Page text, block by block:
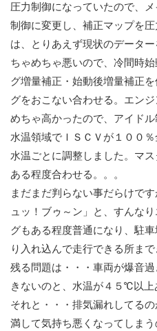
圧力制御になっていたので、
制御に変更し、補正マップを
は、とりあえず現状のデータ
ちゃめちゃ悪いので、冷間時
グ増量補正・始動後増量補正
グをおこない合わせる。エン
めちゃ高かったので、アイド
水温領域でＩＳＣＶが１００％
水温ごとに調整しました。マ
ある程度合わせる。。。
まだまだ判らない事だらけで
ュッ！ブゥ～ン」と、すんな
グもある程度普通になり、駐
り入れ込んで走行できる所まで
残る問題は・・・車両が爆音
きないのと、水温が４５℃以上
それと・・・排気漏れしてる
満して気持ち悪くなってしま